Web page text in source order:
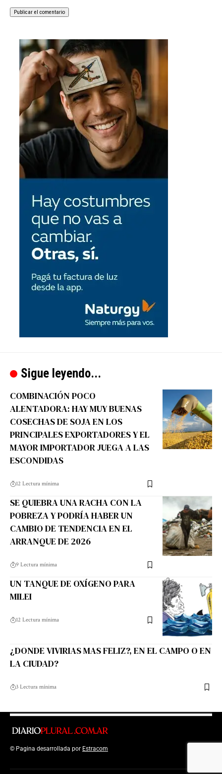
Sigue leyendo...
COMBINACIÓN POCO
ALENTADORA: HAY MUY BUENAS
COSECHAS DE SOJA EN LOS
PRINCIPALES EXPORTADORES Y EL
MAYOR IMPORTADOR JUEGA A LAS
ESCONDIDAS
12 Lectura mínima
SE QUIEBRA UNA RACHA CON LA
POBREZA Y PODRÍA HABER UN
CAMBIO DE TENDENCIA EN EL
ARRANQUE DE 2026
9 Lectura mínima
UN TANQUE DE OXÍGENO PARA
MILEI
12 Lectura mínima
¿DONDE VIVIRIAS MAS FELIZ?, EN EL CAMPO O EN
LA CIUDAD?
3 Lectura mínima
© Pagina desarrollada por Estracom